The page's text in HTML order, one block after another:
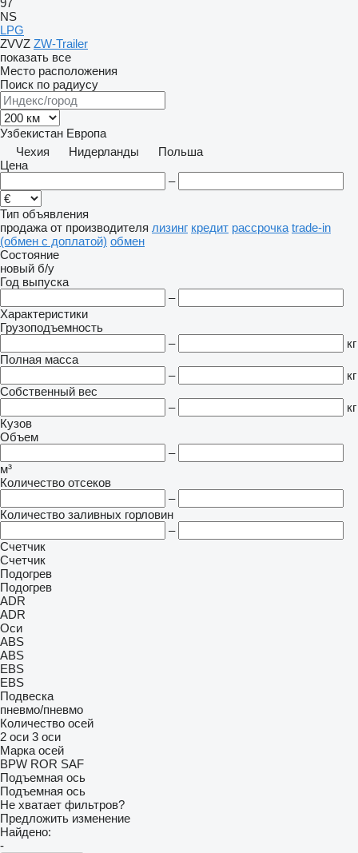
97
NS
LPG
ZVVZ ZW-Trailer
показать все
Место расположения
Поиск по радиусу
Узбекистан Европа
Чехия
Нидерланды
Польша
Цена
–
Тип объявления
продажа от производителя лизинг кредит рассрочка trade-in
(обмен с доплатой) обмен
Состояние
новый б/у
Год выпуска
–
Характеристики
Грузоподъемность
–
кг
Полная масса
–
кг
Собственный вес
–
кг
Кузов
Объем
–
м³
Количество отсеков
–
Количество заливных горловин
–
Счетчик
Счетчик
Подогрев
Подогрев
ADR
ADR
Оси
ABS
ABS
EBS
EBS
Подвеска
пневмо/пневмо
Количество осей
2 оси 3 оси
Марка осей
BPW ROR SAF
Подъемная ось
Подъемная ось
Не хватает фильтров?
Предложить изменение
Найдено:
-